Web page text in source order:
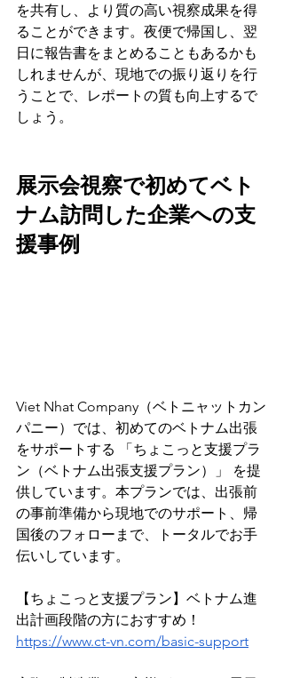
を共有し、より質の高い視察成果を得
ることができます。夜便で帰国し、翌
日に報告書をまとめることもあるかも
しれませんが、現地での振り返りを行
うことで、レポートの質も向上するで
しょう。
展示会視察で初めてベト
ナム訪問した企業への支
援事例
Viet Nhat Company（ベトニャットカン
パニー）では、初めてのベトナム出張
をサポートする 「​ちょこっと支援プラ
ン（ベトナム出張支援プラン）」 を提
供しています。本プランでは、出張前
の事前準備から現地でのサポート、帰
国後のフォローまで、トータルでお手
伝いしています。
【ちょこっと支援プラン】ベトナム進
出計画段階の方におすすめ！
https://www.ct-vn.com/basic-support